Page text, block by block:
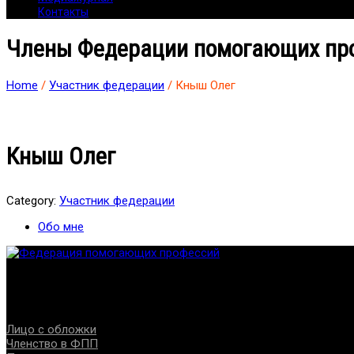
Контакты
Члены Федерации помогающих
Home / Участник федерации / Кныш Олег
Кныш Олег
Category: Участник федерации
Обо мне
Лицо с обложки
Членство в ФПП